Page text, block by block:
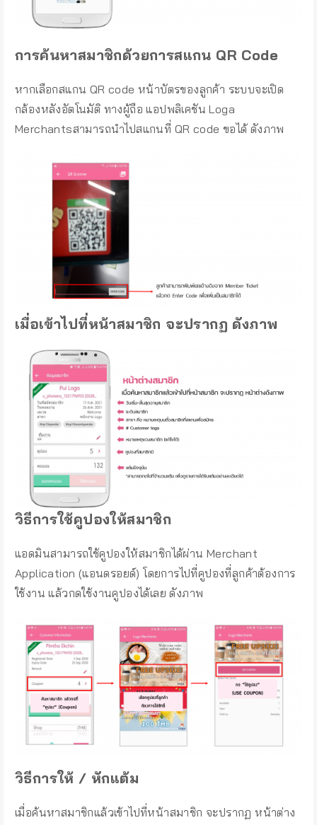
การค้นหาสมาชิกด้วยการสแกน QR Code
หากเลือกสแกน QR code หน้าบัตรของลูกค้า ระบบจะเปิด
กล้องหลังอัตโนมัติ ทางผู้ถือ แอปพลิเคชัน Loga
Merchantsสามารถนำไปสแกนที่ QR code ขอได้ ดังภาพ
เมื่อเข้าไปที่หน้าสมาชิก จะปรากฏ ดังภาพ
วิธีการใช้คูปองให้สมาชิก
แอดมินสามารถใช้คูปองให้สมาชิกได้ผ่าน Merchant
Application (แอนดรอยด์) โดยการไปที่คูปองที่ลูกค้าต้องการ
ใช้งาน แล้วกดใช้งานคูปองได้เลย ดังภาพ
วิธีการให้ / หักแต้ม
เมื่อค้นหาสมาชิกแล้วเข้าไปที่หน้าสมาชิก จะปรากฏ หน้าต่าง